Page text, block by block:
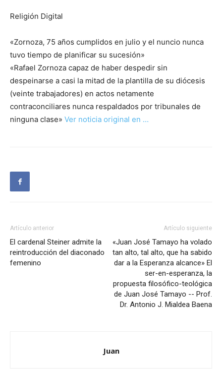
Religión Digital
«Zornoza, 75 años cumplidos en julio y el nuncio nunca
tuvo tiempo de planificar su sucesión»
«Rafael Zornoza capaz de haber despedir sin
despeinarse a casi la mitad de la plantilla de su diócesis
(veinte trabajadores) en actos netamente
contraconciliares nunca respaldados por tribunales de
ninguna clase» Ver noticia original en …
Artículo anterior
El cardenal Steiner admite la
reintroducción del diaconado
femenino
Artículo siguiente
«Juan José Tamayo ha volado
tan alto, tal alto, que ha sabido
dar a la Esperanza alcance» El
ser-en-esperanza, la
propuesta filosófico-teológica
de Juan José Tamayo -- Prof.
Dr. Antonio J. Mialdea Baena
Juan